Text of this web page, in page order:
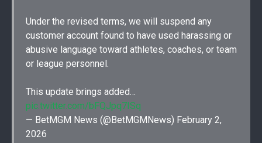
Under the revised terms, we will suspend any
customer account found to have used harassing or
abusive language toward athletes, coaches, or team
or league personnel.
This update brings added…
pic.twitter.com/bFQJpq7ISq
— BetMGM News (@BetMGMNews) February 2,
2026